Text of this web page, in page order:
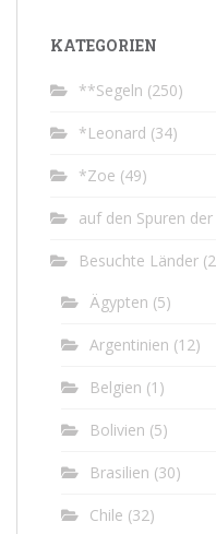
KATEGORIEN
**Segeln (250)
*Leonard (34)
*Zoe (49)
auf den Spuren
Besuchte Länder
Ägypten (5)
Argentinien (12)
Belgien (1)
Bolivien (5)
Brasilien (30)
Chile (32)